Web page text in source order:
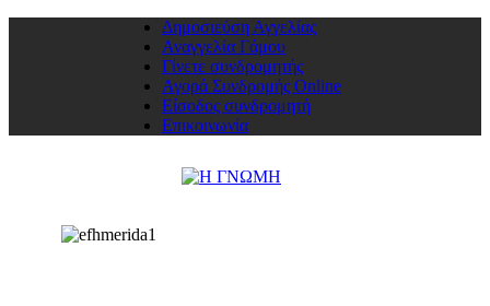
Δημοσιεύση Αγγελίας
Αναγγελία Γάμου
Γίνετε συνδρομητής
Αγορά Συνδρομής Online
Είσοδος συνδρομητή
Επικοινωνία